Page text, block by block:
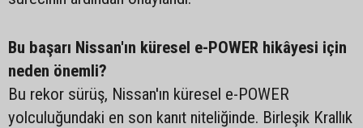
Bu başarı Nissan'ın küresel e-POWER hikâyesi için
neden önemli?
Bu rekor sürüş, Nissan'ın küresel e-POWER
yolculuğundaki en son kanıt niteliğinde. Birleşik Krallık